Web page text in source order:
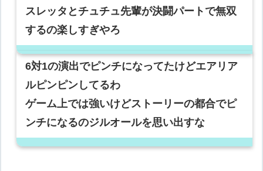
スレッタとチュチュ先輩が決闘パートで無双
するの楽しすぎやろ
6対1の演出でピンチになってたけどエアリア
ルピンピンしてるわ
ゲーム上では強いけどストーリーの都合でピ
ンチになるのジルオールを思い出すな